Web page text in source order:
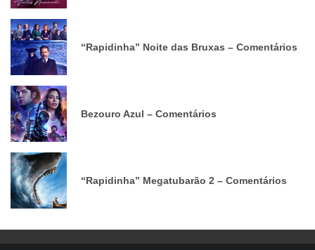
“Rapidinha” Noite das Bruxas – Comentários
Bezouro Azul – Comentários
“Rapidinha” Megatubarão 2 – Comentários